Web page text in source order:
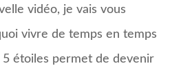
vidéo, je vais vous
vivre de temps en temps
5 étoiles permet de devenir